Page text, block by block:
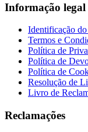
Informação legal
Identificação
Termos e
Política de
Política de
Política de
Resolução de
Livro de
Reclamações